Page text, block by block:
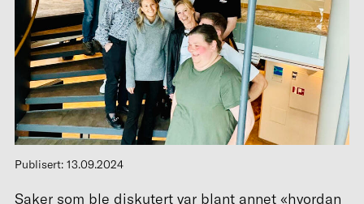
Publisert: 13.09.2024
Saker som ble diskutert var blant annet «hvordan